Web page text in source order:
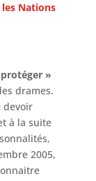
Nations
»
drames.
devoir
à la suite
2005,